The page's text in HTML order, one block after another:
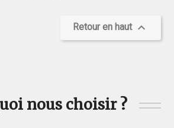
Retour en haut 
nous choisir ?